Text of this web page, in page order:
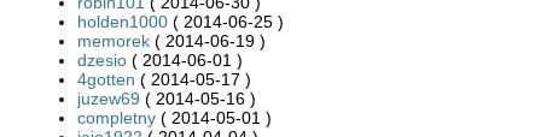
holden1000 ( 2014-06-25 )
memorek ( 2014-06-19 )
dzesio ( 2014-06-01 )
4gotten ( 2014-05-17 )
juzew69 ( 2014-05-16 )
completny ( 2014-05-01 )